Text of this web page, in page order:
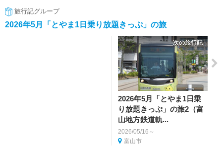
旅行記グループ
2026年5月「とやま1日乗り放題きっぷ」の旅
次の旅行記
2026年5月「とやま1日乗
り放題きっぷ」の旅2（富
山地方鉄道軌...
2026/05/16～
富山市